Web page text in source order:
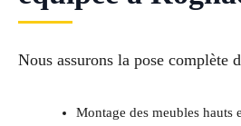
Nous assurons la pose complète
Montage des meubles hauts